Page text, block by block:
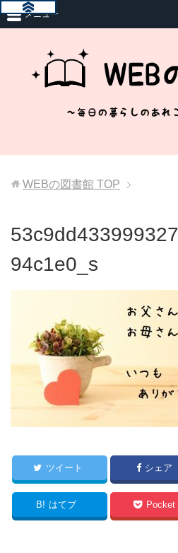
メニュー
WEBの図書館 TOP
94c1e0_s
ツイート シェア
B! はてブ Pocket